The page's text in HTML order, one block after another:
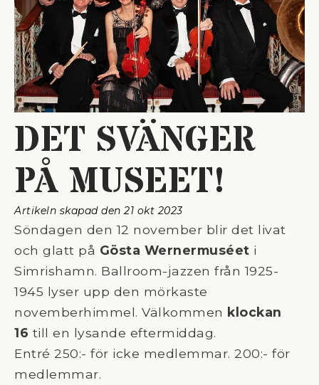
DET SVÄNGER
PÅ MUSEET!
Artikeln skapad den 21 okt 2023
Söndagen den 12 november blir det livat
och glatt på Gösta Wernermuséet i
Simrishamn. Ballroom-jazzen från 1925-
1945 lyser upp den mörkaste
novemberhimmel. Välkommen klockan
16 till en lysande eftermiddag.
Entré 250:- för icke medlemmar. 200:- för
medlemmar.